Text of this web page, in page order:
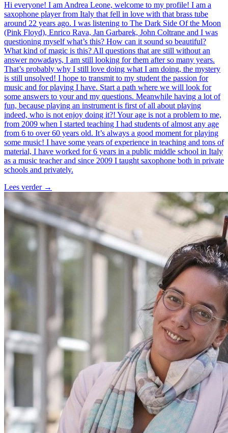
Hi everyone! I am Andrea Leone, welcome to my profile! I am a
saxophone player from Italy that fell in love with that brass tube
around 22 years ago. I was listening to The Dark Side Of the Moon
(Pink Floyd), Enrico Rava, Jan Garbarek, John Coltrane and I was
questioning myself what’s this? How can it sound so beautiful?
What kind of magic is this? All questions that are still without an
answer nowadays, I am still looking for them after so many years.
That’s probably why I still love doing what I am doing, the mystery
is still unsolved! I hope to transmit to my student the passion for
music and for playing I have. Start a path where we will look for
some answers to your and my questions. Meanwhile having a lot of
fun, because playing an instrument is first of all about playing
indeed, who is not enjoy doing it?! Your age is not a problem to me,
from 2009 when I started teaching I had students of almost any age
from 6 to over 60 years old. It’s always a good moment for playing
some music! I have some years of experience in teaching and tons of
material, I have worked for 6 years in a public middle school in Italy
as a music teacher and since 2009 I taught saxophone both in private
schools and privately.
Lees verder →